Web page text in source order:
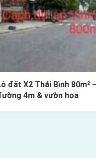
đất X2 Thái Bình 80m²
4m & vườn hoa